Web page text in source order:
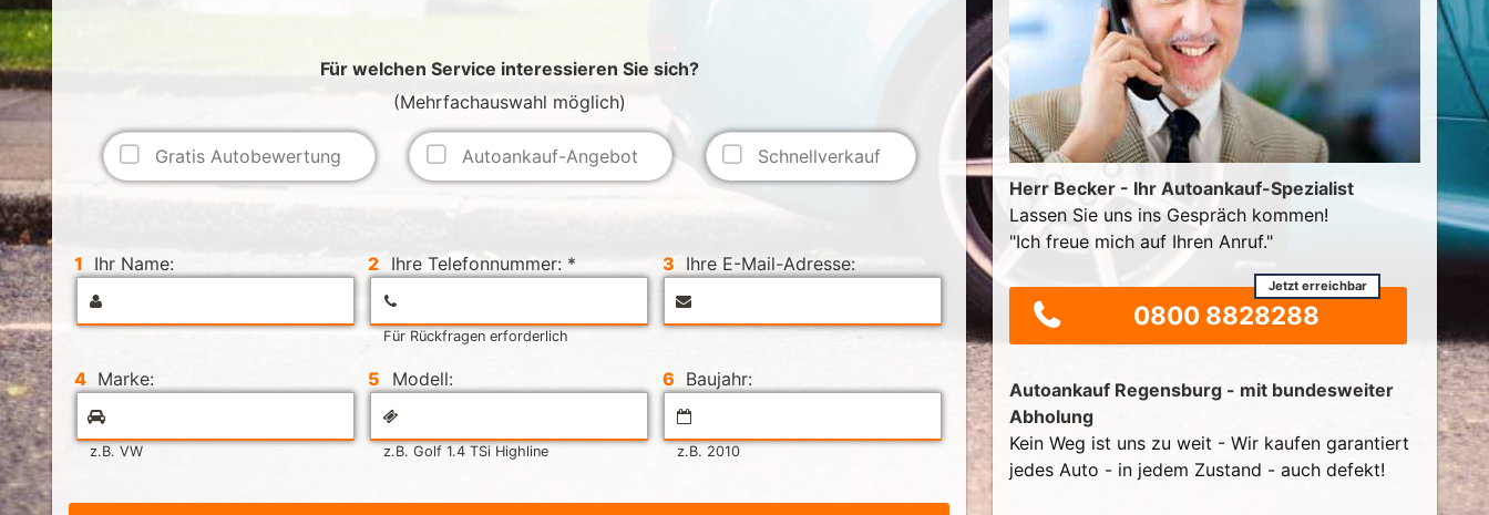
Für welchen Service interessieren Sie sich?
(Mehrfachauswahl möglich)
Gratis Autobewertung Autoankauf-Angebot Schnellverkauf
1 Ihr Name: 2 Ihre Telefonnummer: *
Für Rückfragen erforderlich
3 Ihre E-Mail-Adresse:
4 Marke:
z.B. VW
5 Modell:
z.B. Golf 1.4 TSi Highline
6 Baujahr:
z.B. 2010
Herr Becker - Ihr Autoankauf-Spezialist
Lassen Sie uns ins Gespräch kommen!
"Ich freue mich auf Ihren Anruf."
0800 8828288
Jetzt erreichbar
Autoankauf Regensburg - mit bundesweiter
Abholung
Kein Weg ist uns zu weit - Wir kaufen garantiert
jedes Auto - in jedem Zustand - auch defekt!